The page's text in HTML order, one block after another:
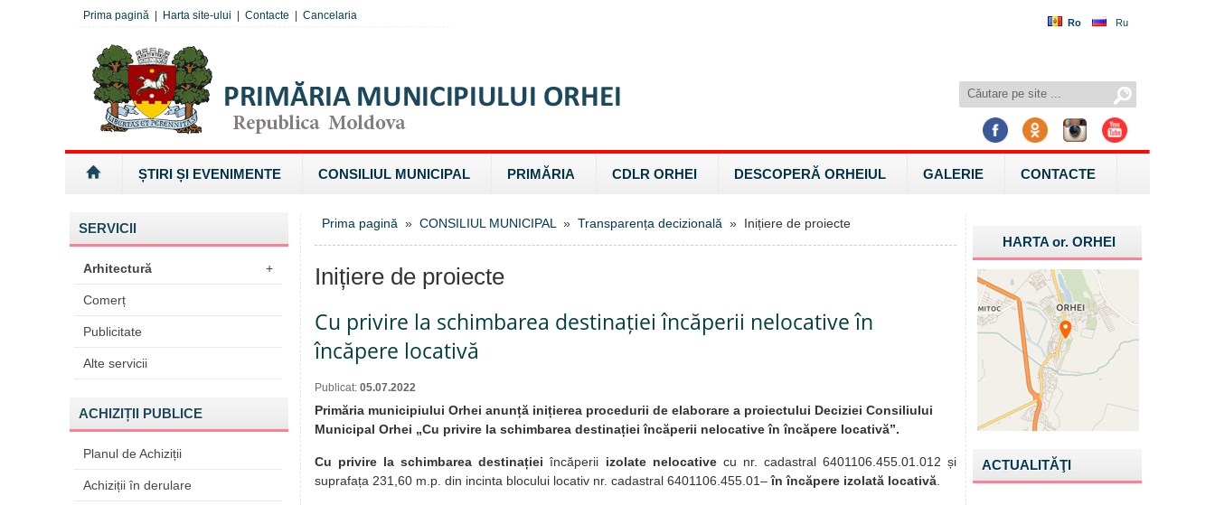
Ro Ru
Prima pagină Harta site-ului Contacte Cancelaria
ȘTIRI ȘI EVENIMENTE CONSILIUL MUNICIPAL PRIMĂRIA CDLR ORHEI DESCOPERĂ ORHEIUL GALERIE CONTACTE
SERVICII
Arhitectură +
Comerț
Publicitate
Alte servicii
ACHIZIȚII PUBLICE
Planul de Achiziții
Achiziții în derulare
Prima pagină » CONSILIUL MUNICIPAL » Transparența decizională » Inițiere de proiecte
Inițiere de proiecte
Cu privire la schimbarea destinației încăperii nelocative în
încăpere locativă
Publicat: 05.07.2022
Primăria municipiului Orhei anunță inițierea procedurii de elaborare a proiectului Deciziei Consiliului
Municipal Orhei „Cu privire la schimbarea destinației încăperii nelocative în încăpere locativă”.
Cu privire la schimbarea destinațieiîncăperii izolate nelocativecu nr. cadastral 6401106.455.01.012 și
suprafața 231,60 m.p. din incinta blocului locativ nr. cadastral 6401106.455.01–în încăpere izolată locativă
HARTA or.ORHEI
ACTUALITĂŢI